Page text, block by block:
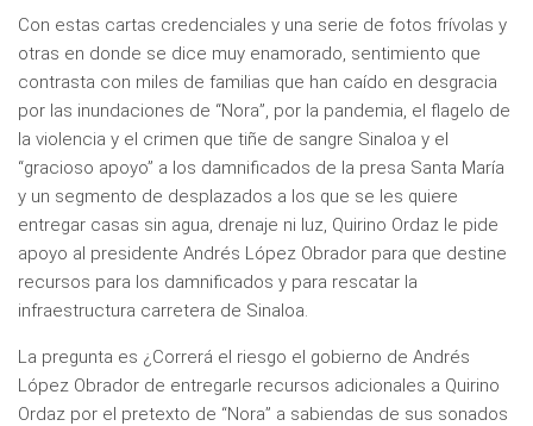
Con estas cartas credenciales y una serie de fotos frívolas y
otras en donde se dice muy enamorado, sentimiento que
contrasta con miles de familias que han caído en desgracia
por las inundaciones de “Nora”, por la pandemia, el flagelo de
la violencia y el crimen que tiñe de sangre Sinaloa y el
“gracioso apoyo” a los damnificados de la presa Santa María
y un segmento de desplazados a los que se les quiere
entregar casas sin agua, drenaje ni luz, Quirino Ordaz le pide
apoyo al presidente Andrés López Obrador para que destine
recursos para los damnificados y para rescatar la
infraestructura carretera de Sinaloa.
La pregunta es ¿Correrá el riesgo el gobierno de Andrés
López Obrador de entregarle recursos adicionales a Quirino
Ordaz por el pretexto de “Nora” a sabiendas de sus sonados